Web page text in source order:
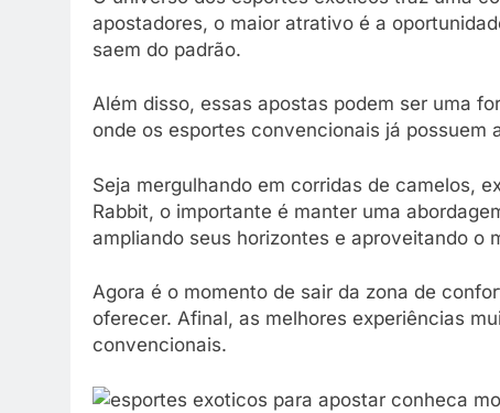
apostadores, o maior atrativo é a
saem do padrão.
Além disso, essas apostas podem ser uma
onde os esportes convencionais já possuem
Seja mergulhando em corridas de camelos,
Rabbit, o importante é manter uma
ampliando seus horizontes e aproveitando o
Agora é o momento de sair da zona de
oferecer. Afinal, as melhores experiências
convencionais.